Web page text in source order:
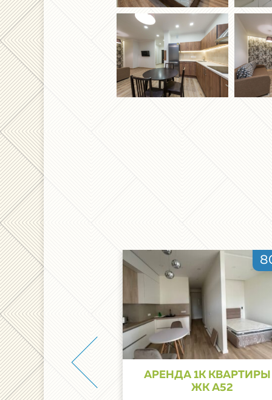
квартиры на
в ЖК Централ
АРЕНДА 1К КВАРТИРЫ
ЖК А52